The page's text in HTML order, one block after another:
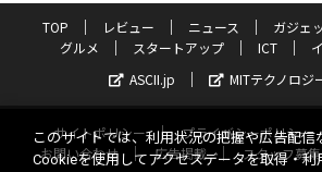
TOP レビュー ニュース ガジェ
グルメ
スタートアップ ICT
ASCII.jp
MITテクノロジ
サイトポリシー プライバシーポリシー
お問い合わせ
広告掲載 スタッフ募集
このサイトでは、利用状況の把握や広告配信
Cookieを使用してアクセスデータを取得・利